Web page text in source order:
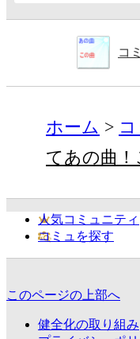
コ
ホーム
てあの曲！
人気コミュニティ
コミュを探す
このページの上部へ
健全化の取り組み